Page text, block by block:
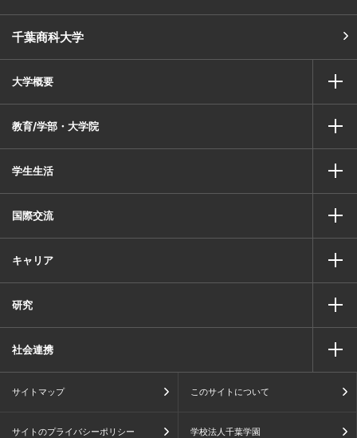
千葉商科大学
大学概要
教育/学部・大学院
学生生活
国際交流
キャリア
研究
社会連携
サイトマップ このサイトについて
サイトのプライバシーポリシー 学校法人千葉学園